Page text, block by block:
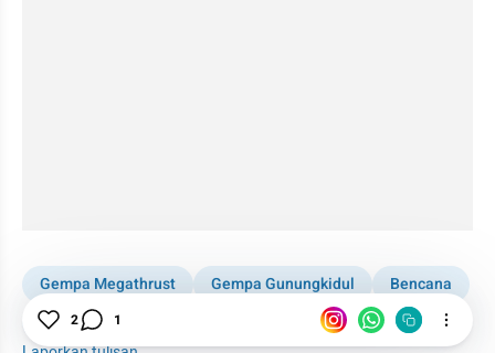
Gempa Megathrust Gempa Gunungkidul
Bencana
Komunikasi
2 1